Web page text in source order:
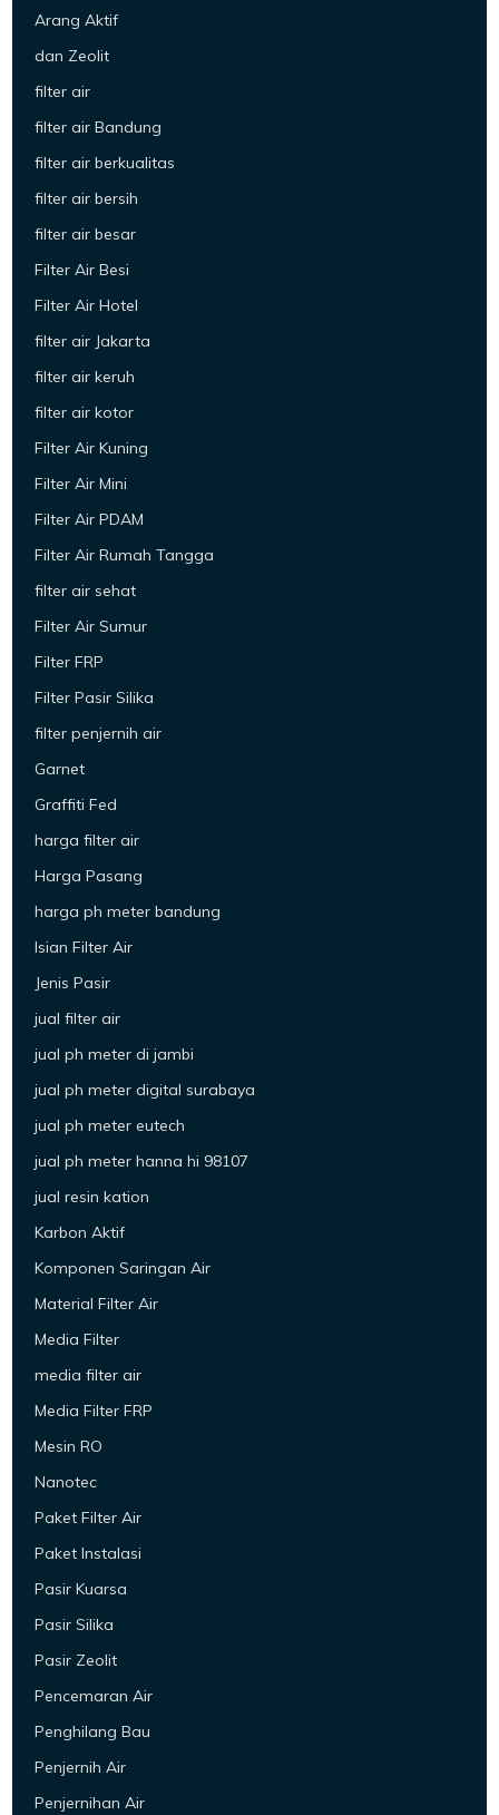
Arang Aktif
dan Zeolit
filter air
filter air Bandung
filter air berkualitas
filter air bersih
filter air besar
Filter Air Besi
Filter Air Hotel
filter air Jakarta
filter air keruh
filter air kotor
Filter Air Kuning
Filter Air Mini
Filter Air PDAM
Filter Air Rumah Tangga
filter air sehat
Filter Air Sumur
Filter FRP
Filter Pasir Silika
filter penjernih air
Garnet
Graffiti Fed
harga filter air
Harga Pasang
harga ph meter bandung
Isian Filter Air
Jenis Pasir
jual filter air
jual ph meter di jambi
jual ph meter digital surabaya
jual ph meter eutech
jual ph meter hanna hi 98107
jual resin kation
Karbon Aktif
Komponen Saringan Air
Material Filter Air
Media Filter
media filter air
Media Filter FRP
Mesin RO
Nanotec
Paket Filter Air
Paket Instalasi
Pasir Kuarsa
Pasir Silika
Pasir Zeolit
Pencemaran Air
Penghilang Bau
Penjernih Air
Penjernihan Air